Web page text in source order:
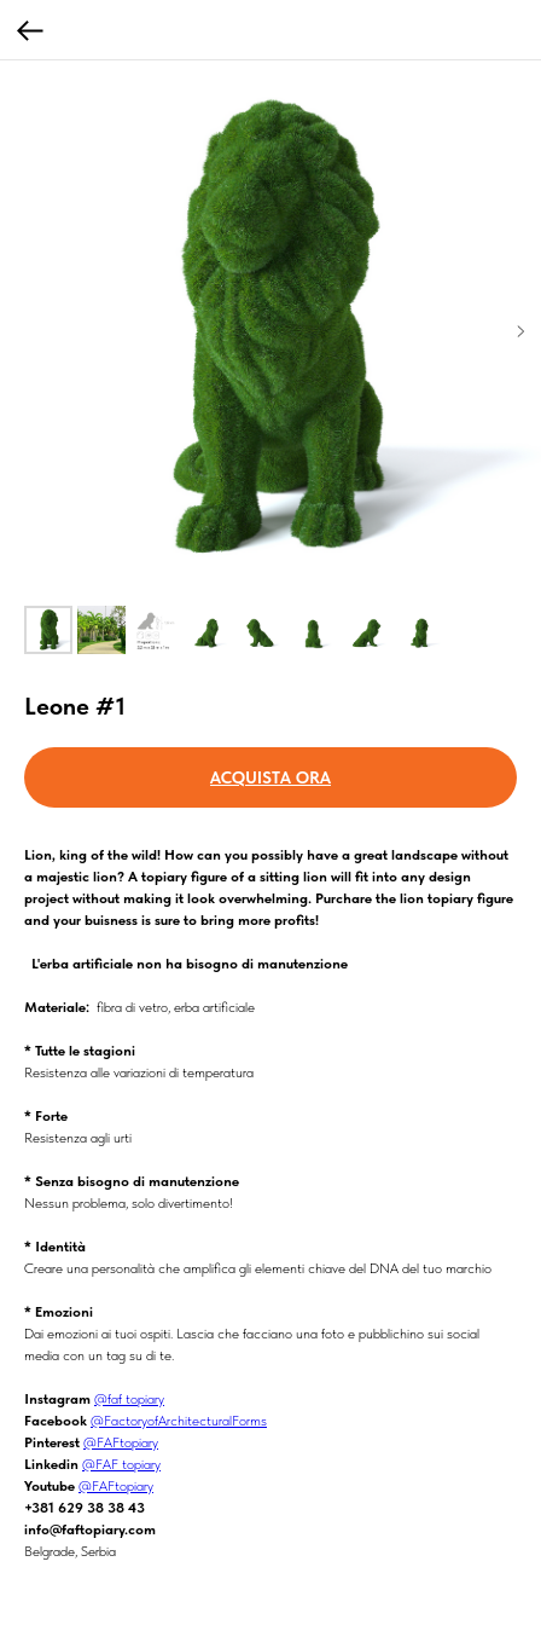
Leone #1
ACQUISTA ORA
Lion, king of the wild! How can you possibly have a great landscape without
a majestic lion? A topiary figure of a sitting lion will fit into any design
project without making it look overwhelming. Purchare the lion topiary figure
and your buisness is sure to bring more profits!
L'erba artificiale non ha bisogno di manutenzione
Materiale: fibra di vetro, erba artificiale
* Tutte le stagioni
Resistenza alle variazioni di temperatura
* Forte
Resistenza agli urti
* Senza bisogno di manutenzione
Nessun problema, solo divertimento!
* Identità
Creare una personalità che amplifica gli elementi chiave del DNA del tuo marchio
* Emozioni
Dai emozioni ai tuoi ospiti. Lascia che facciano una foto e pubblichino sui social
media con un tag su di te.
Instagram @faf_topiary
Facebook @FactoryofArchitecturalForms
Pinterest @FAFtopiary
Linkedin @FAF topiary
Youtube @FAFtopiary
+381 629 38 38 43
info@faftopiary.com
Belgrade, Serbia